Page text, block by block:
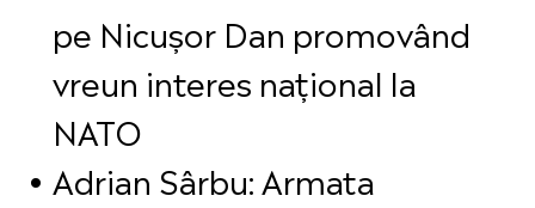
pe Nicușor Dan promovând
vreun interes național la
NATO
Adrian Sârbu: Armata